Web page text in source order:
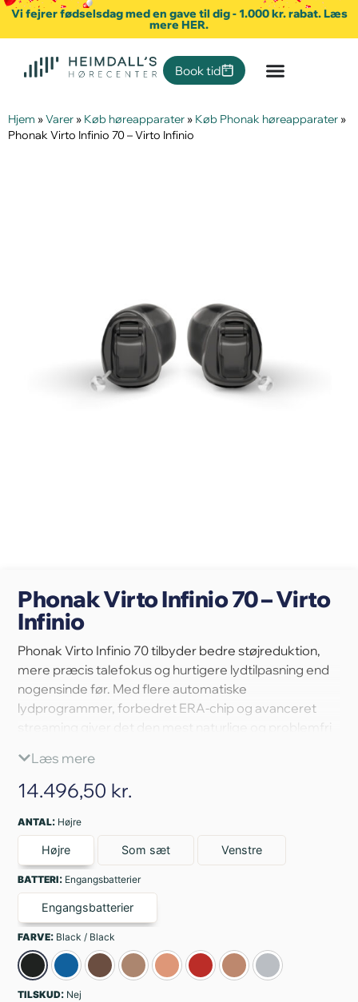
Vi fejrer fødselsdag med en gave til dig - 1.000 kr. rabat. Læs
mere HER.
Book tid
Hjem »Varer » Køb høreapparater » Køb Phonak høreapparater »
Phonak Virto Infinio 70 – Virto Infinio
Phonak Virto Infinio 70 – Virto
Infinio
Phonak Virto Infinio 70 tilbyder bedre støjreduktion,
mere præcis talefokus og hurtigere lydtilpasning end
nogensinde før. Med flere automatiske
lydprogrammer, forbedret ERA-chip og avanceret
streaming giver det den mest naturlige og problemfri
Læs mere
Læs mere
14.496,50 kr.
ANTAL: Højre
Højre Som sæt Venstre
BATTERI: Engangsbatterier
Engangsbatterier
FARVE: Black / Black
TILSKUD: Nej